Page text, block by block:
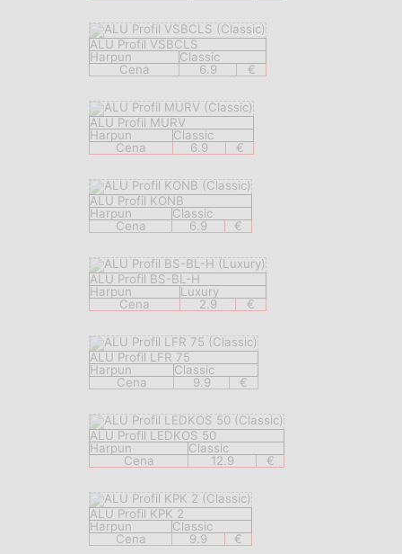
ALU Profil VSBCLS
Harpun
Classic
Cena
6.9 €
ALU Profil MURV
Harpun
Classic
Cena
6.9 €
ALU Profil KONB
Harpun
Classic
Cena
6.9 €
ALU Profil BS-BL-H
Harpun
Luxury
Cena
2.9 €
ALU Profil LFR 75
Harpun
Classic
Cena
9.9 €
ALU Profil LEDKOS 50
Harpun
Classic
Cena
12.9 €
ALU Profil KPK 2
Harpun
Classic
Cena
9.9 €